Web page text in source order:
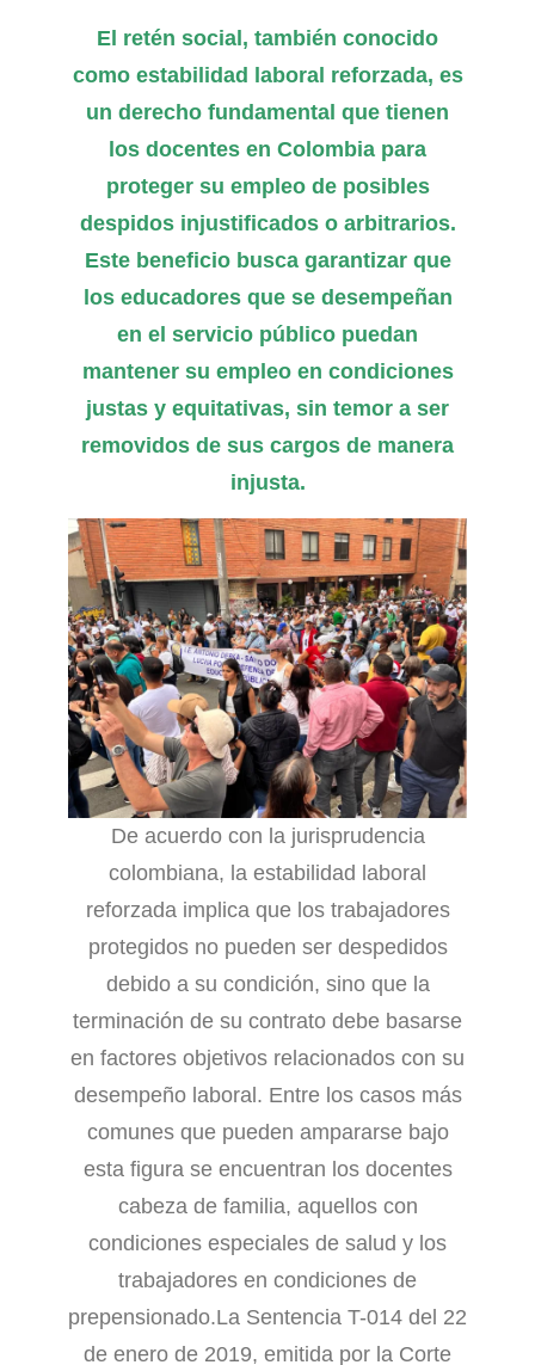
El retén social, también conocido
como estabilidad laboral reforzada, es
un derecho fundamental que tienen
los docentes en Colombia para
proteger su empleo de posibles
despidos injustificados o arbitrarios.
Este beneficio busca garantizar que
los educadores que se desempeñan
en el servicio público puedan
mantener su empleo en condiciones
justas y equitativas, sin temor a ser
removidos de sus cargos de manera
injusta.
De acuerdo con la jurisprudencia
colombiana, la estabilidad laboral
reforzada implica que los trabajadores
protegidos no pueden ser despedidos
debido a su condición, sino que la
terminación de su contrato debe basarse
en factores objetivos relacionados con su
desempeño laboral. Entre los casos más
comunes que pueden ampararse bajo
esta figura se encuentran los docentes
cabeza de familia, aquellos con
condiciones especiales de salud y los
trabajadores en condiciones de
prepensionado.La Sentencia T-014 del 22
de enero de 2019, emitida por la Corte